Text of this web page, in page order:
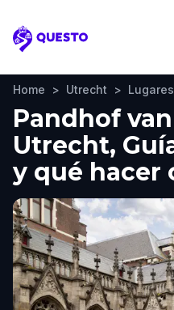
Questo
Home > Utrecht >
Pandhof
Utrecht,
y qué hacer